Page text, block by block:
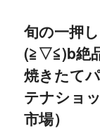
旬の一押
(≧▽≦)b絶
焼きたて
テナショ
市場）